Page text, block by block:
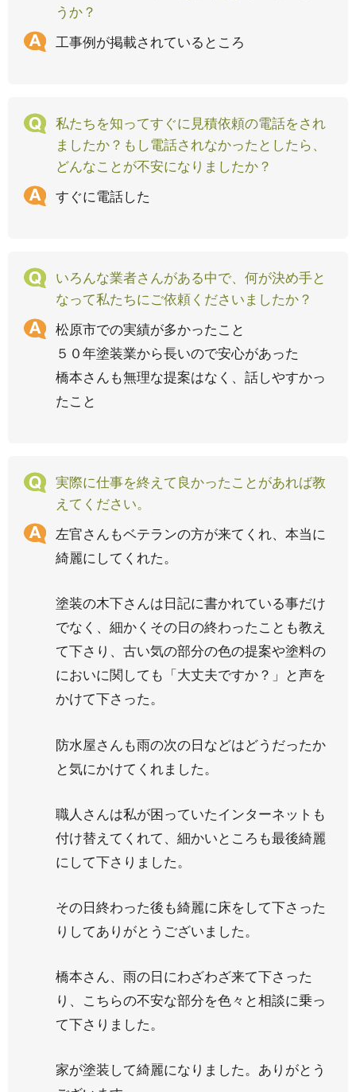
うか？
工事例が掲載されているところ
私たちを知ってすぐに見積依頼の電話をされ
ましたか？もし電話されなかったとしたら、
どんなことが不安になりましたか？
すぐに電話した
いろんな業者さんがある中で、何が決め手と
なって私たちにご依頼くださいましたか？
松原市での実績が多かったこと
５０年塗装業から長いので安心があった
橋本さんも無理な提案はなく、話しやすかっ
たこと
実際に仕事を終えて良かったことがあれば教
えてください。
左官さんもベテランの方が来てくれ、本当に
綺麗にしてくれた。
塗装の木下さんは日記に書かれている事だけ
でなく、細かくその日の終わったことも教え
て下さり、古い気の部分の色の提案や塗料の
においに関しても「大丈夫ですか？」と声を
かけて下さった。
防水屋さんも雨の次の日などはどうだったか
と気にかけてくれました。
職人さんは私が困っていたインターネットも
付け替えてくれて、細かいところも最後綺麗
にして下さりました。
その日終わった後も綺麗に床をして下さった
りしてありがとうございました。
橋本さん、雨の日にわざわざ来て下さった
り、こちらの不安な部分を色々と相談に乗っ
て下さりました。
家が塗装して綺麗になりました。ありがとう